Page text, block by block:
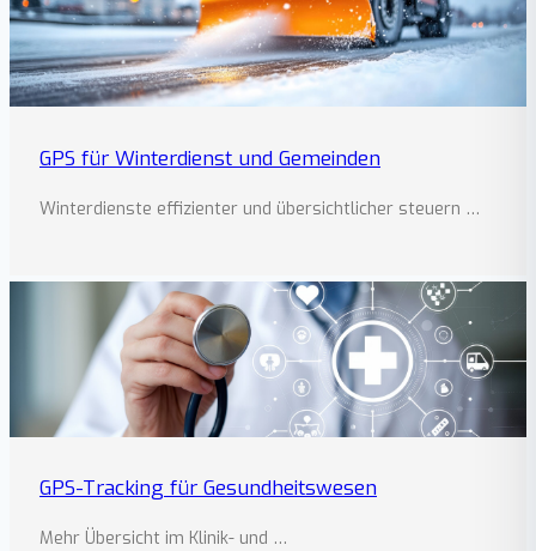
GPS für Winterdienst und Gemeinden
Winterdienste effizienter und übersichtlicher steuern …
GPS-Tracking für Gesundheitswesen
Mehr Übersicht im Klinik- und …